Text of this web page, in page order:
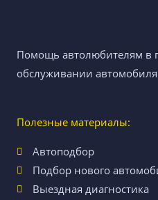
Помощь автолюбителям в
обслуживании
Полезные материалы:
Автоподбор
Подбор нового
Выездная диагностика